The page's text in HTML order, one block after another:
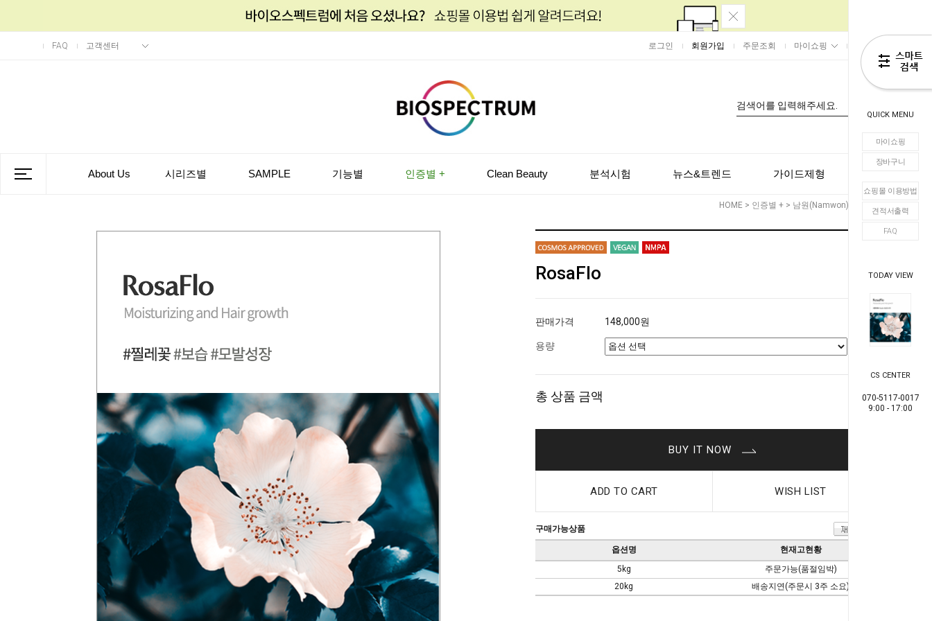
QUICK MENU
마이쇼핑
장바구니
쇼핑몰 이용방법
견적서출력
FAQ
TODAY VIEW
CS CENTER
070-5117-0017
9:00 - 17:00
FAQ 고객센터 로그인 회원가입 주문조회 마이쇼핑 장바구니
About Us 시리즈별 SAMPLE 기능별 인증별 + Clean Beauty 분석시험 뉴스&트렌드 가이드제형
HOME > 인증별 + > 남원(Namwon)
RosaFlo
판매가격 148,000원
용량
총 상품 금액 0원
BUY IT NOW
ADD TO CART WISH LIST
구매가능상품
옵션명
현재고현황
5kg
주문가능(품절임박)
20kg
배송지연(주문시 3주 소요)